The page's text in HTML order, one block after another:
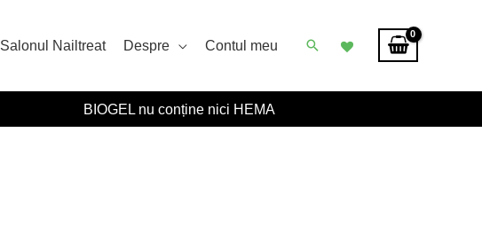
Salonul Nailtreat Despre Contul meu Caută
BIOGEL nu conține nici HEMA